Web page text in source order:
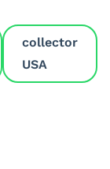
collector
USA